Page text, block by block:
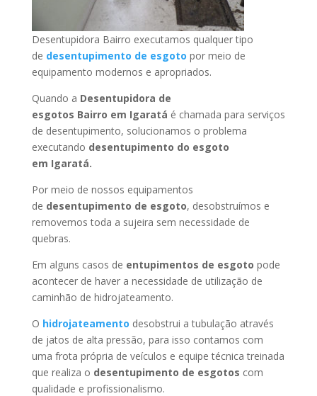
Desentupidora Bairro executamos qualquer tipo
de desentupimento de esgoto por meio de
equipamento modernos e apropriados.
Quando a Desentupidora de
esgotos Bairro em Igaratá é chamada para serviços
de desentupimento, solucionamos o problema
executando desentupimento do esgoto
em Igaratá.
Por meio de nossos equipamentos
de desentupimento de esgoto, desobstruímos e
removemos toda a sujeira sem necessidade de
quebras.
Em alguns casos de entupimentos de esgoto pode
acontecer de haver a necessidade de utilização de
caminhão de hidrojateamento.
O hidrojateamento desobstrui a tubulação através
de jatos de alta pressão, para isso contamos com
uma frota própria de veículos e equipe técnica treinada
que realiza o desentupimento de esgotos com
qualidade e profissionalismo.